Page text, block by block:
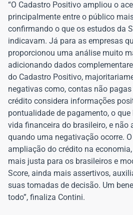
“O Cadastro Positivo ampliou o
principalmente entre o público
confirmando o que os estudos da
indicavam. Já para as empresas
proporcionou uma análise muito
adicionando dados
do Cadastro Positivo,
negativas como, contas não
crédito considera informações
pontualidade de pagamento, o
vida financeira do brasileiro, e não
quando uma negativação ocorre.
ampliação do crédito na
mais justa para os brasileiros e
Score, ainda mais assertivos,
suas tomadas de decisão. Um
todo”, finaliza Contini.